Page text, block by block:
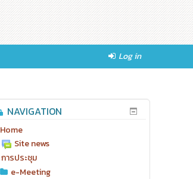
Log in
NAVIGATION
Home
Site news
การประชุม
e-Meeting